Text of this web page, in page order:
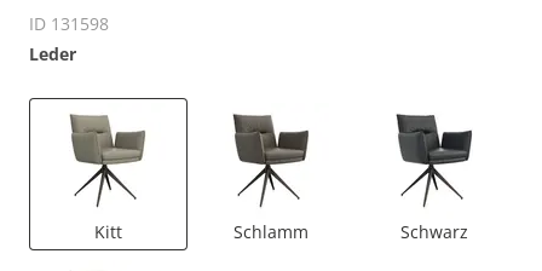
ID 131598
Leder
Kitt Schlamm Schwarz